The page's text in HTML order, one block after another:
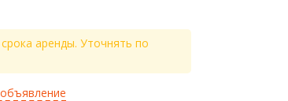
аренды. Уточнять по